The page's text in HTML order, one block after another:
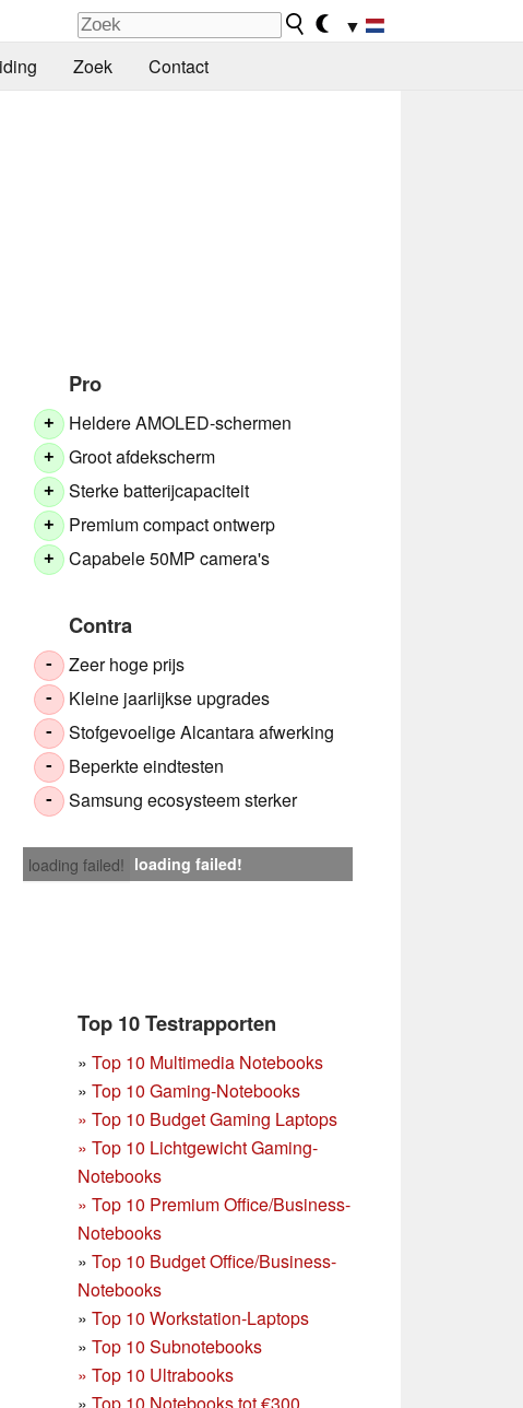
▼
Zoek Contact
Pro
+ Heldere AMOLED-schermen
+ Groot afdekscherm
+ Sterke batterijcapaciteit
+ Premium compact ontwerp
+ Capabele 50MP camera's
Contra
- Zeer hoge prijs
- Kleine jaarlijkse upgrades
- Stofgevoelige Alcantara afwerking
- Beperkte eindtesten
- Samsung ecosysteem sterker
loading failed! loading failed!
Top 10 Testrapporten
» Top 10 Multimedia Notebooks
» Top 10 Gaming-Notebooks
» Top 10 Budget Gaming Laptops
» Top 10 Lichtgewicht Gaming-
Notebooks
» Top 10 Premium Office/Business-
Notebooks
» Top 10 Budget Office/Business-
Notebooks
» Top 10 Workstation-Laptops
» Top 10 Subnotebooks
» Top 10 Ultrabooks